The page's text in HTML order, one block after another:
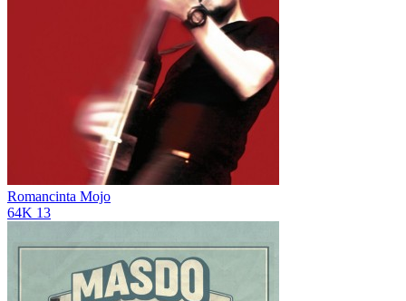
Romancinta Mojo
64K 13